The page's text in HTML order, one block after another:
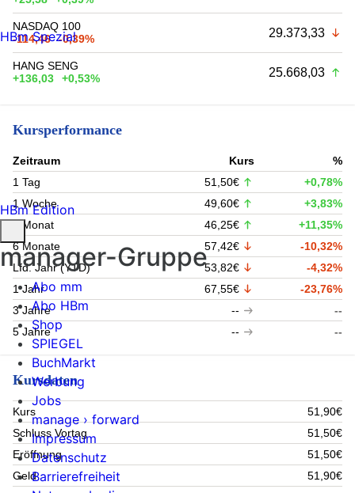
NASDAQ 100
-114,46
-0,39% 29.373,33
HANG SENG
+136,03
+0,53% 25.668,03
Kursperformance
Zeitraum Kurs
%
1 Tag
51,50€
+0,78%
1 Woche
49,60€
+3,83%
1 Monat
46,25€
+11,35%
6 Monate
57,42€
-10,32%
Lfd. Jahr (YTD)
53,82€
-4,32%
1 Jahr
67,55€
-23,76%
3 Jahre
--
--
5 Jahre
-- --
Kursdaten
Kurs
51,90€
Schluss Vortag
51,50€
Eröffnung
51,50€
Geld
51,90€
HBm Spezial
HBm Edition
manager-Gruppe
Abo mm
Abo HBm
Shop
SPIEGEL
BuchMarkt
Werbung
Jobs
manage › forward
Impressum
Datenschutz
Barrierefreiheit